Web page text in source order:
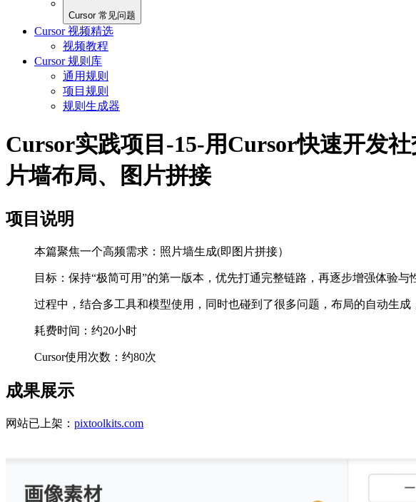
Cursor 常见问题
Cursor 视频精选
视频教程
Cursor 规则库
通用规则
项目规则
规则生成器
Cursor实践项目-15-用Cursor快速开发
片墙布局、图片拼接
项目说明
本篇聚焦一个高频需求：照片墙生成(即图片拼接）
目标：保持“极简可用”的第一版本，优先打通完整链路，再逐步增强体验
过程中，结合多工具和模型使用，同时也碰到了很多问题，布局的自动生
耗费时间：约20小时
Cursor使用次数：约80次
成果展示
网站已上架： pixtoolkits.com